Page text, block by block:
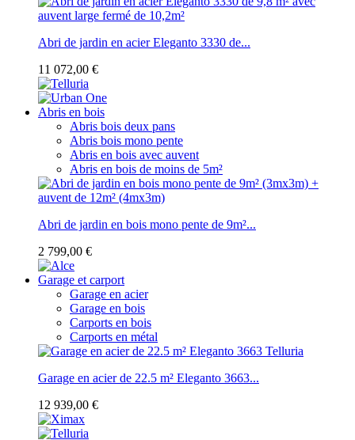
Abri de jardin en acier Eleganto 3330 de...
11 072,00 €
Abris en bois
Abris bois deux pans
Abris bois mono pente
Abris en bois avec auvent
Abris en bois de moins de 5m²
Abri de jardin en bois mono pente de 9m²...
2 799,00 €
Garage et carport
Garage en acier
Garage en bois
Carports en bois
Carports en métal
Garage en acier de 22.5 m² Eleganto 3663...
12 939,00 €